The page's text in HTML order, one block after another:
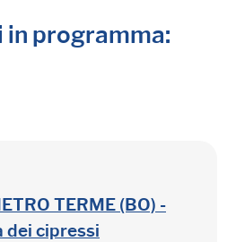
programma:
TERME (BO) -
dei cipressi